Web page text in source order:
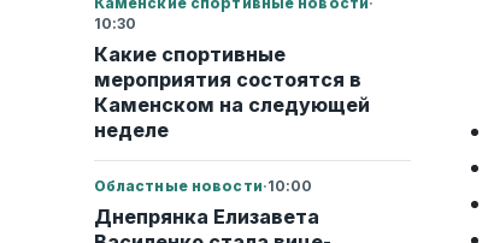
10:30
Какие спортивные
мероприятия состоятся в
Каменском на следующей
неделе
Областные новости·10:00
Днепрянка Елизавета